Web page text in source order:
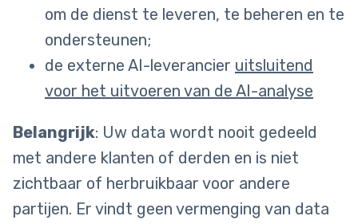
om de dienst te leveren, te beheren en te
ondersteunen;
de externe AI-leverancier uitsluitend
voor het uitvoeren van de AI-analyse
Belangrijk: Uw data wordt nooit gedeeld
met andere klanten of derden en is niet
zichtbaar of herbruikbaar voor andere
partijen. Er vindt geen vermenging van data